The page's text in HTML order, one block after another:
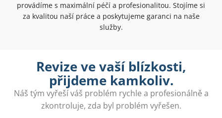
provádíme s maximální péčí a profesionalitou. Stojíme si
za kvalitou naší práce a poskytujeme garanci na naše
služby.
Revize ve vaší blízkosti,
přijdeme kamkoliv.
Náš tým vyřeší váš problém rychle a profesionálně a
zkontroluje, zda byl problém vyřešen.